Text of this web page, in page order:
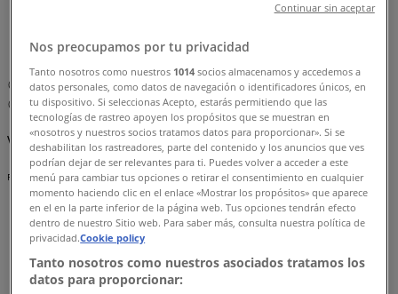
9,44247
Karta
Karta
Vi är på väg att publicera erbjudanden från Scorett
Reklam
Nos preocupamos por tu privacidad
Tanto nosotros como nuestros 1014 socios almacenamos y accedemos a
datos personales, como datos de navegación o identificadores únicos, en
tu dispositivo. Si seleccionas Acepto, estarás permitiendo que las
tecnologías de rastreo apoyen los propósitos que se muestran en
«nosotros y nuestros socios tratamos datos para proporcionar». Si se
deshabilitan los rastreadores, parte del contenido y los anuncios que ves
podrían dejar de ser relevantes para ti. Puedes volver a acceder a este
menú para cambiar tus opciones o retirar el consentimiento en cualquier
momento haciendo clic en el enlace «Mostrar los propósitos» que aparece
en el en la parte inferior de la página web. Tus opciones tendrán efecto
dentro de nuestro Sitio web. Para saber más, consulta nuestra política de
privacidad.Cookie policy
Tanto nosotros como nuestros asociados tratamos los
datos para proporcionar:
Continuar sin aceptar